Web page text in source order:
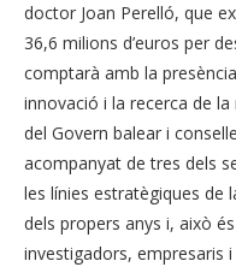
doctor Joan Perelló, que
36,6 milions d’euros per
comptarà amb la
innovació i la recerca de
del Govern balear i
acompanyat de tres dels
les línies estratègiques de
dels propers anys i, això
investigadors, empresaris